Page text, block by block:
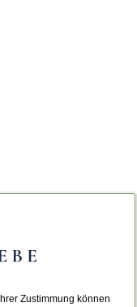
Zustimmung können